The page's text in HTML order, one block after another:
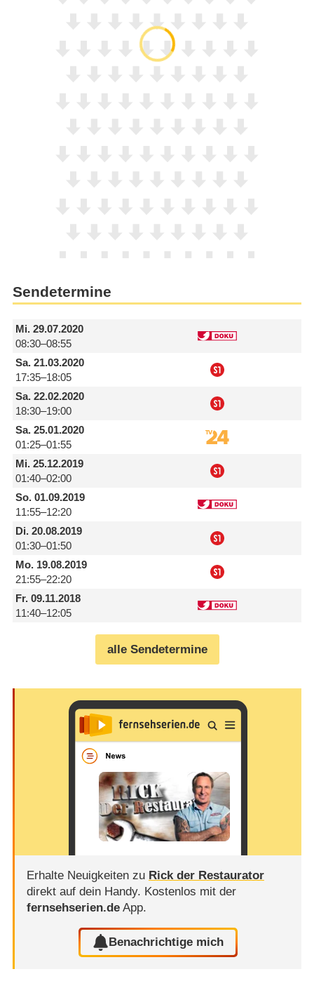
Sendetermine
Mi.29.07.2020
08:30–08:55
Sa.21.03.2020
17:35–18:05
Sa.22.02.2020
18:30–19:00
Sa.25.01.2020
01:25–01:55
Mi.25.12.2019
01:40–02:00
So.01.09.2019
11:55–12:20
Di.20.08.2019
01:30–01:50
Mo.19.08.2019
21:55–22:20
Fr.09.11.2018
11:40–12:05
alle Sendetermine
Erhalte Neuigkeiten zu Rick der Restaurator
direkt auf dein Handy. Kostenlos mit der
fernsehserien.deApp.
Benachrichtige mich